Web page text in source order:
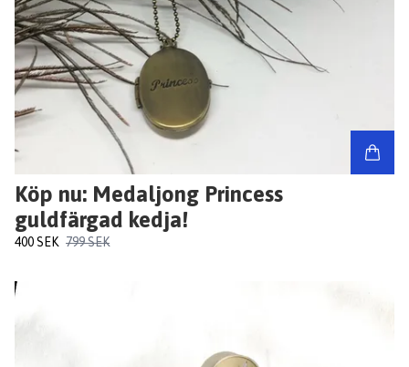
Köp nu: Medaljong Princess
guldfärgad kedja!
400 SEK 799 SEK